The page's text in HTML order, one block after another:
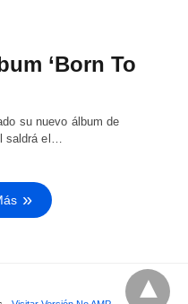
‘Born To
su nuevo álbum de
saldrá el…